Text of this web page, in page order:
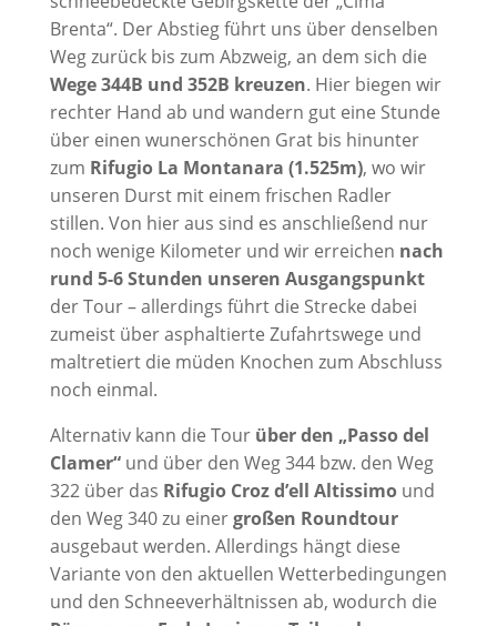
Brenta“. Der Abstieg führt uns über denselben
Weg zurück bis zum Abzweig, an dem sich die
Wege 344B und 352B kreuzen. Hier biegen wir
rechter Hand ab und wandern gut eine Stunde
über einen wunerschönen Grat bis hinunter
zum Rifugio La Montanara (1.525m), wo wir
unseren Durst mit einem frischen Radler
stillen. Von hier aus sind es anschließend nur
noch wenige Kilometer und wir erreichen nach
rund 5-6 Stunden unseren Ausgangspunkt
der Tour – allerdings führt die Strecke dabei
zumeist über asphaltierte Zufahrtswege und
maltretiert die müden Knochen zum Abschluss
noch einmal.
Alternativ kann die Tourüber den „Passo del
Clamer“und über den Weg 344 bzw. den Weg
322 über das Rifugio Croz d’ell Altissimound
den Weg 340 zu einergroßen Roundtour
ausgebaut werden. Allerdings hängt diese
Variante von den aktuellen Wetterbedingungen
und den Schneeverhältnissen ab, wodurch die